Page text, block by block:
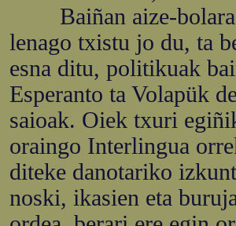
Baiñan aize-bolara
lenago txistu jo du, ta
esna ditu, politikuak
Esperanto ta Volapük
saioak. Oiek txuri
oraingo Interlingua
diteke danotariko
noski, ikasien eta